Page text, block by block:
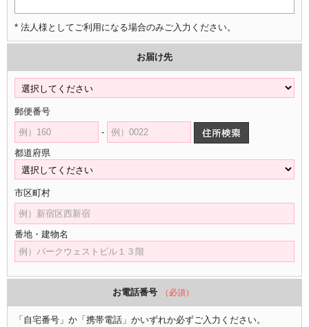
* 法人様としてご利用になる場合のみご入力ください。
お届け先
郵便番号
-
都道府県
市区町村
番地・建物名
お電話番号 （必須）
「自宅番号」か「携帯電話」かいずれか必ずご入力ください。